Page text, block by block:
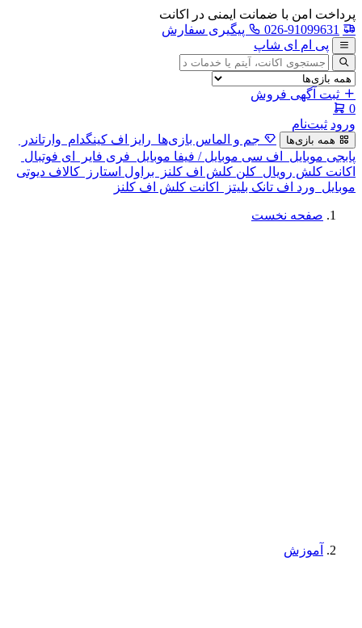
پرداخت امن با ضمانت ایمنی در اکانت
026-91099631
پیگیری سفارش
پی ام ای شاپ
جستجوی
آگهی
ثبت آگهی فروش
0
ورود ثبت‌نام
همه بازی‌ها جم و الماس بازی‌ها رایز اف کینگدام وارتاندر
پابجی موبایل
اف سی موبایل / فیفا موبایل فری فایر
ای فوتبال
اکانت کلش رویال کلن کلش اف کلنز براول استارز
کالاف دیوتی
موبایل ورد اف تانک بلیتز اکانت کلش اف کلنز
صفحه نخست
آموزش